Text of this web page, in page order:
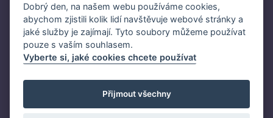
Pojistné produkty jsou nabízeny společností
www.POJISTENI.cz, a.s. na základě platné licence České
národní banky (ČNB).
Licence ČNB umožňuje www.POJISTENI.cz, a.s. poskytovat
Dobrý den, na našem webu používáme cookies,
abychom zjistili kolik lidí navštěvuje webové stránky a
jaké služby je zajímají. Tyto soubory můžeme používat
pouze s vaším souhlasem.
Vyberte si, jaké cookies chcete používat
Přijmout všechny